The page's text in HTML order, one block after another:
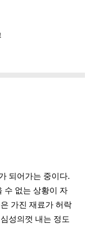
고
되어가는 중이다.
수 없는 상황이 자
가진 재료가 허락
성의껏 내는 정도